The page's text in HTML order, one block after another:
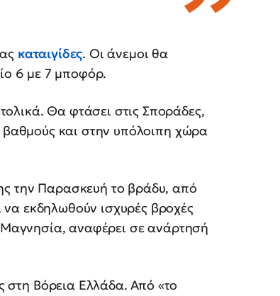
καταιγίδες. Οι άνεμοι θα
6 με 7 μποφόρ.
Θα φτάσει στις Σποράδες,
βαθμούς και στην υπόλοιπη χώρα
την Παρασκευή το βράδυ, από
εκδηλωθούν ισχυρές βροχές
Μαγνησία, αναφέρει σε ανάρτησή
Βόρεια Ελλάδα. Από «το